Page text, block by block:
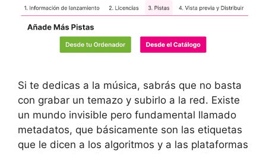
Si te dedicas a la música, sabrás que no basta
con grabar un temazo y subirlo a la red. Existe
un mundo invisible pero fundamental llamado
metadatos, que básicamente son las etiquetas
que le dicen a los algoritmos y a las plataformas